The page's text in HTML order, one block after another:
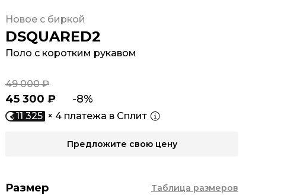
DSQUARED2
Поло с коротким рукавом
Новое с биркой
45 300 ₽ -8%
49 000 ₽
11 325 × 4 платежа в Сплит
Предложите свою цену
Размер Таблица размеров